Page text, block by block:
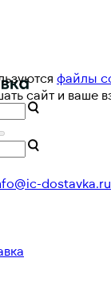
файлы
сайт и ваше
dostavka.ru